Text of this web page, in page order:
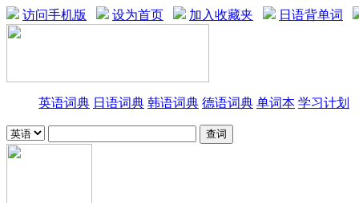
访问手机版 设为首页 加入收藏夹 日语背单词
英语词典 日语词典 韩语词典 德语词典 单词本 学习计划